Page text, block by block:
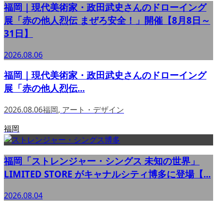
福岡｜現代美術家・政田武史さんのドローイング
展「赤の他人烈伝 まぜろ安全！」開催【8月8日～
31日】
2026.08.06
福岡｜現代美術家・政田武史さんのドローイング
展「赤の他人烈伝...
2026.08.06福岡, アート・デザイン
福岡
福岡「ストレンジャー・シングス 未知の世界」
LIMITED STORE がキャナルシティ博多に登場【...
2026.08.04